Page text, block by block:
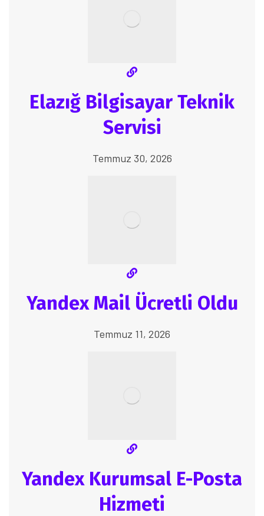
Elazığ Bilgisayar Teknik
Servisi
Temmuz 30, 2026
Yandex Mail Ücretli Oldu
Temmuz 11, 2026
Yandex Kurumsal E-Posta
Hizmeti